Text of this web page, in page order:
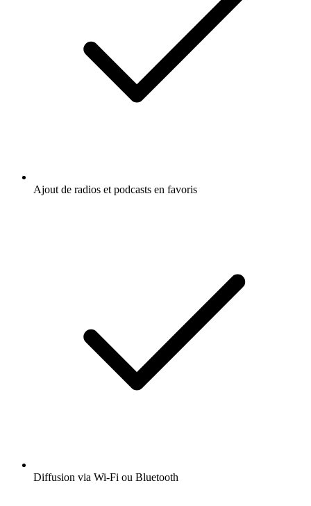
Ajout de radios et podcasts en favoris
Diffusion via Wi-Fi ou Bluetooth